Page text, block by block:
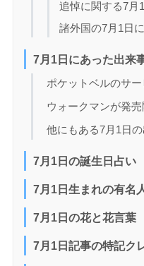
追悼に関する7月
諸外国の7月1日
7月1日にあった出来
ポケットベルのサ
ウォークマンが発
他にもある7月1日
7月1日の誕生日占い
7月1日生まれの有名
7月1日の花と花言葉
7月1日記事の特記ク